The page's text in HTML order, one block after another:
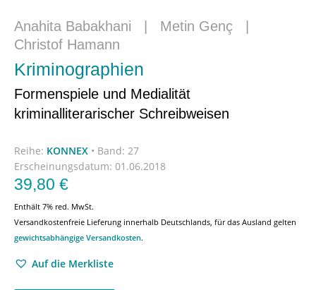
Anahita Babakhani Metin Genç
Christof Hamann
Kriminographien
Formenspiele und Medialität
kriminalliterarischer Schreibweisen
Reihe: KONNEX • Band: 27
Erscheinungsdatum: 01.06.2018
39,80 €
Enthält 7% red. MwSt.
Versandkostenfreie Lieferung innerhalb Deutschlands, für das Ausland gelten
gewichtsabhängige Versandkosten.
Auf die Merkliste